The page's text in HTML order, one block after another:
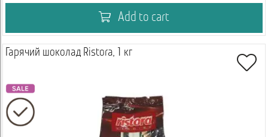
Add to cart
Гарячий шоколад Ristora, 1 кг